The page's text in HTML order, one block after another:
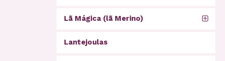
Lã Mágica (lã Merino)
Lantejoulas